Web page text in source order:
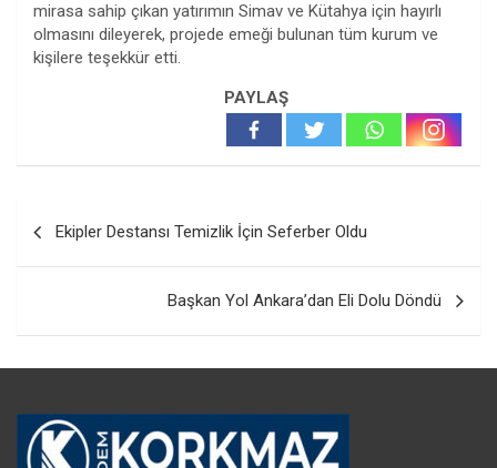
mirasa sahip çıkan yatırımın Simav ve Kütahya için hayırlı
olmasını dileyerek, projede emeği bulunan tüm kurum ve
kişilere teşekkür etti.
PAYLAŞ
gezinmesi
Ekipler Destansı Temizlik İçin Seferber Oldu
Başkan Yol Ankara’dan Eli Dolu Döndü